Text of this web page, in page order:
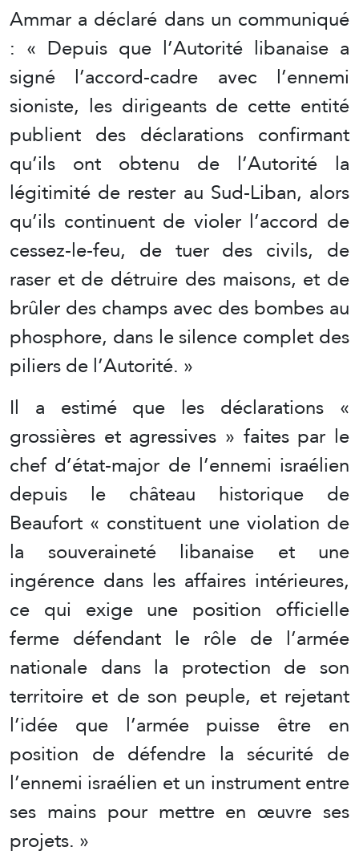
Ammar a déclaré dans un communiqué
: « Depuis que l’Autorité libanaise a
signé l’accord-cadre avec l’ennemi
sioniste, les dirigeants de cette entité
publient des déclarations confirmant
qu’ils ont obtenu de l’Autorité la
légitimité de rester au Sud-Liban, alors
qu’ils continuent de violer l’accord de
cessez-le-feu, de tuer des civils, de
raser et de détruire des maisons, et de
brûler des champs avec des bombes au
phosphore, dans le silence complet des
piliers de l’Autorité. »
Il a estimé que les déclarations «
grossières et agressives » faites par le
chef d’état-major de l’ennemi israélien
depuis le château historique de
Beaufort « constituent une violation de
la souveraineté libanaise et une
ingérence dans les affaires intérieures,
ce qui exige une position officielle
ferme défendant le rôle de l’armée
nationale dans la protection de son
territoire et de son peuple, et rejetant
l’idée que l’armée puisse être en
position de défendre la sécurité de
l’ennemi israélien et un instrument entre
ses mains pour mettre en œuvre ses
projets. »